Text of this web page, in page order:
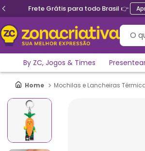
Frete Grátis para todo Brasil 👉
O que
By ZC, Jogos & Times
Mochilas e Lancheiras